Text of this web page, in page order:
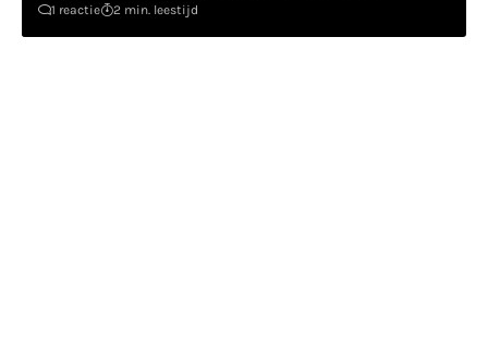
1 reactie
2 min. leestijd